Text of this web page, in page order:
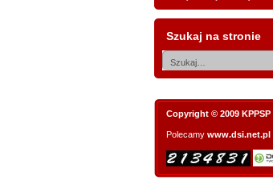
Szukaj na stronie
Copyright © 2009
Polecamy www.dsi.net.pl